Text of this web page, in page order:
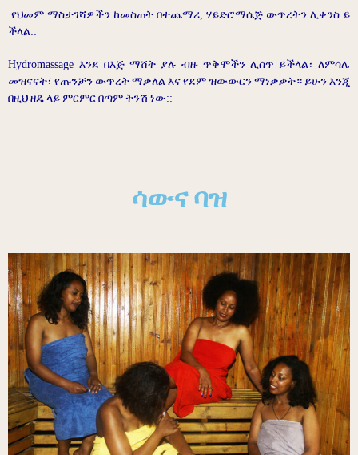
የህመም ማስታገሻዎችን ከመስጠት በተጨማሪ ሃይድሮማሴጅ ውጥረትን ሊቀንስ ይ
ችላል::
Hydromassage እንደ በእጅ ማሸት ያሉ ብዙ ጥቅሞችን ሊሰጥ ይችላል፣ ለምሳሌ
መዝናናት፣ የጡንቻን ውጥረት ማቃለል እና የደም ዝውውርን ማነቃቃት። ይሁን እንጂ
በዚህ ዘዴ ላይ ምርምር በጣም ትንሽ ነው::
ሳውና ባዝ